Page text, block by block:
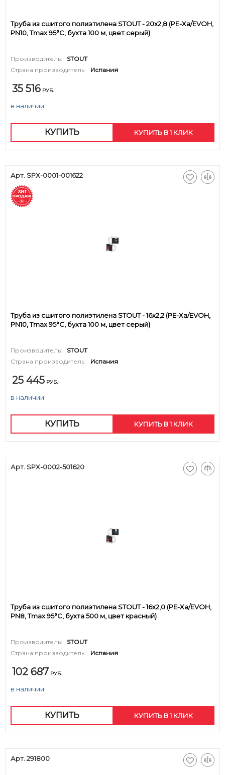
Труба из сшитого полиэтилена STOUT - 20x2,8 (PE-Xa/EVOH,
PN10, Tmax 95°C, бухта 100 м, цвет серый)
Производитель:
STOUT
Страна производитель:
Испания
35 516 РУБ.
в наличии
КУПИТЬ КУПИТЬ В 1 КЛИК
Арт. SPX-0001-001622
Труба из сшитого полиэтилена STOUT - 16x2,2 (PE-Xa/EVOH,
PN10, Tmax 95°C, бухта 100 м, цвет серый)
Производитель:
STOUT
Страна производитель:
Испания
25 445 РУБ.
в наличии
КУПИТЬ КУПИТЬ В 1 КЛИК
Арт. SPX-0002-501620
Труба из сшитого полиэтилена STOUT - 16x2,0 (PE-Xa/EVOH,
PN8, Tmax 95°C, бухта 500 м, цвет красный)
Производитель:
STOUT
Страна производитель:
Испания
102 687 РУБ.
в наличии
КУПИТЬ КУПИТЬ В 1 КЛИК
Арт. 291800